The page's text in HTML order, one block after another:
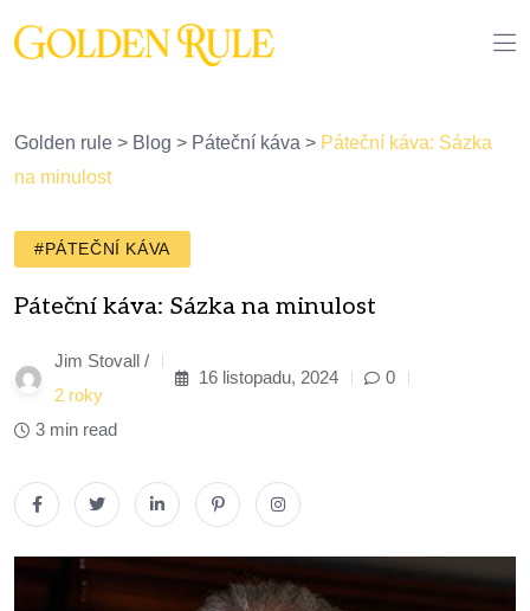
Golden rule > Blog > Páteční káva > Páteční káva: Sázka
na minulost
#PÁTEČNÍ KÁVA
Páteční káva: Sázka na minulost
Jim Stovall /
2 roky
16 listopadu, 2024 0
3 min read